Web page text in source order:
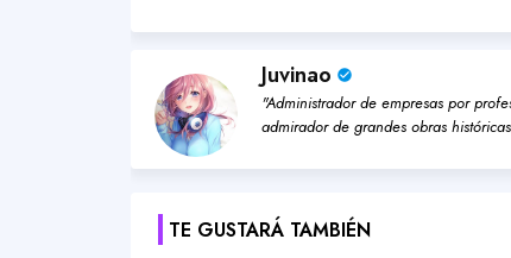
Juvinao
"Administrador de empresas por
admirador de grandes obras
TE GUSTARÁ TAMBIÉN